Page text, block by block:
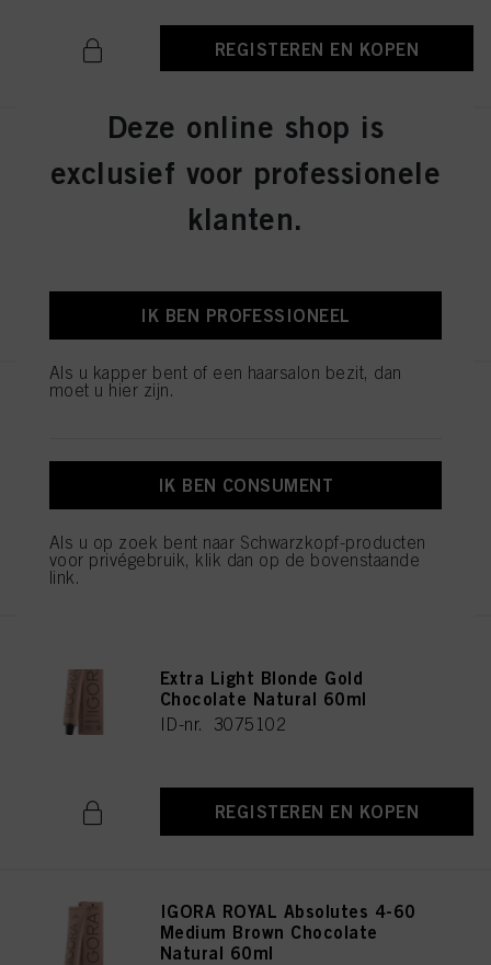
REGISTEREN EN KOPEN
IGORA ROYAL Absolutes 9-50
Extra Light Blonde Gold Natural
60ml
ID-nr. 3075104
REGISTEREN EN KOPEN
IGORA ROYAL Absolutes 7-560
REGISTEREN EN KOPEN
Extra Light Blonde Gold
Chocolate Natural 60ml
ID-nr. 3075102
REGISTEREN EN KOPEN
IGORA ROYAL Absolutes 4-60
Medium Brown Chocolate
Natural 60ml
Deze online shop is
exclusief voor professionele
klanten.
IK BEN PROFESSIONEEL
Als u kapper bent of een haarsalon bezit, dan
moet u hier zijn.
IK BEN CONSUMENT
Als u op zoek bent naar Schwarzkopf-producten
voor privégebruik, klik dan op de bovenstaande
link.
technisch noodzakelijk zijn om u deze website aan te kunnen bieden..